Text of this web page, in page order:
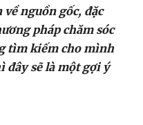
nguồn gốc, đặc
pháp chăm sóc
tìm kiếm cho mình
đây sẽ là một gợi ý